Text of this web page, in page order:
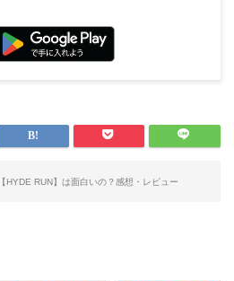
【HYDE RUN】は面白いの？感想・レビュー